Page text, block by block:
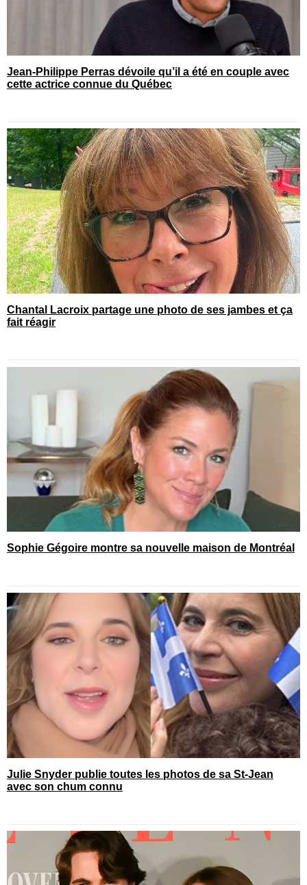
Jean-Philippe Perras dévoile qu’il a été en couple avec
cette actrice connue du Québec
Chantal Lacroix partage une photo de ses jambes et ça
fait réagir
Sophie Gégoire montre sa nouvelle maison de Montréal
Julie Snyder publie toutes les photos de sa St-Jean
avec son chum connu